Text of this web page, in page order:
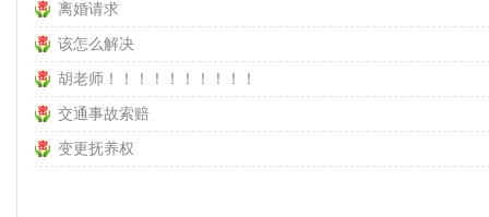
离婚请求
该怎么解决
胡老师！！！！！！！！！！
交通事故索赔
变更抚养权